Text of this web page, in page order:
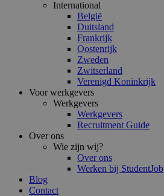
International
België
Duitsland
Frankrijk
Oostenrijk
Zweden
Zwitserland
Verenigd Koninkrijk
Voor werkgevers
Werkgevers
Werkgevers
Recruitment Guide
Over ons
Wie zijn wij?
Over ons
Werken bij StudentJob
Blog
Contact